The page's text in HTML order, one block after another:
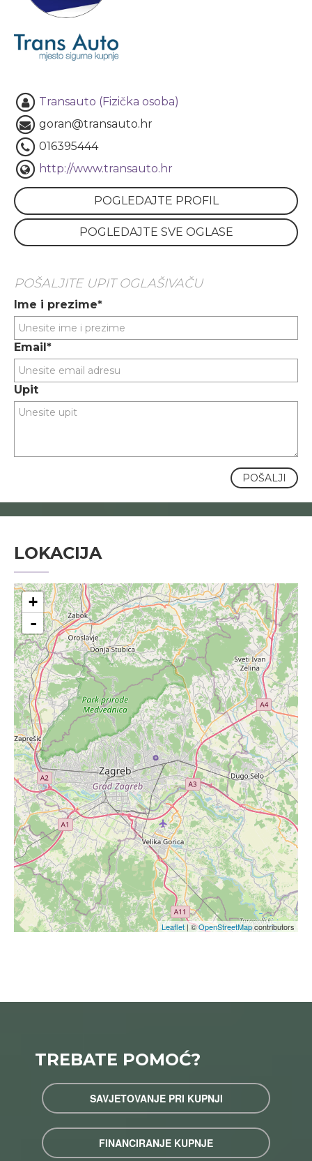
Transauto (Fizička osoba)
goran@transauto.hr
016395444
http://www.transauto.hr
POGLEDAJTE PROFIL
POGLEDAJTE SVE OGLASE
POŠALJITE UPIT OGLAŠIVAČU
Ime i prezime*
Email*
Upit
POŠALJI
LOKACIJA
+
-
Leaflet | ©OpenStreetMapcontributors
TREBATE POMOĆ?
SAVJETOVANJE PRI KUPNJI
FINANCIRANJE KUPNJE